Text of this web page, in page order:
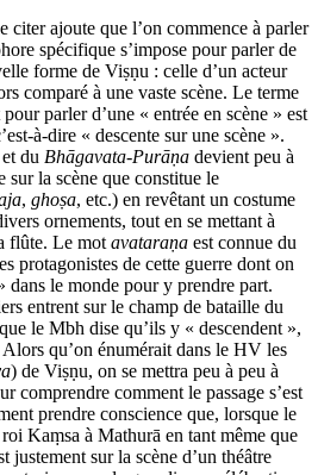
citer ajoute que l’on commence à parler
spécifique s’impose pour parler de
forme de Viṣṇu : celle d’un acteur
comparé à une vaste scène. Le terme
parler d’une « entrée en scène » est
à-dire « descente sur une scène ».
et du Bhāgavata-Purāṇa devient peu à
sur la scène que constitue le
, ghoṣa, etc.) en revêtant un costume
ornements, tout en se mettant à
flûte. Le mot avataraṇa est connue du
protagonistes de cette guerre dont on
dans le monde pour y prendre part.
entrent sur le champ de bataille du
le Mbh dise qu’ils y « descendent »,
Alors qu’on énumérait dans le HV les
) de Viṣṇu, on se mettra peu à peu à
comprendre comment le passage s’est
prendre conscience que, lorsque le
Kaṃsa à Mathurā en tant même que
justement sur la scène d’un théâtre